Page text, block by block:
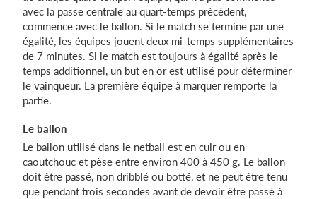
avec la passe centrale au quart-temps précédent,
commence avec le ballon. Si le match se termine par une
égalité, les équipes jouent deux mi-temps supplémentaires
de 7 minutes. Si le match est toujours à égalité après le
temps additionnel, un but en or est utilisé pour déterminer
le vainqueur. La première équipe à marquer remporte la
partie.
Le ballon
Le ballon utilisé dans le netball est en cuir ou en
caoutchouc et pèse entre environ 400 à 450 g. Le ballon
doit être passé, non dribblé ou botté, et ne peut être tenu
que pendant trois secondes avant de devoir être passé à